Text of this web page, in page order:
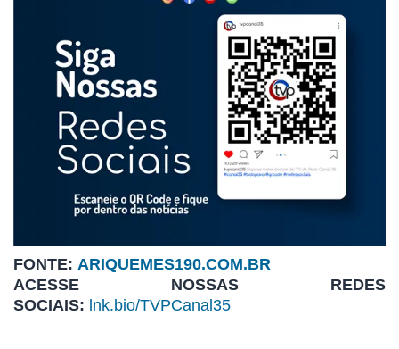
FONTE: ARIQUEMES190.COM.BR
ACESSE NOSSAS REDES
SOCIAIS: lnk.bio/TVPCanal35